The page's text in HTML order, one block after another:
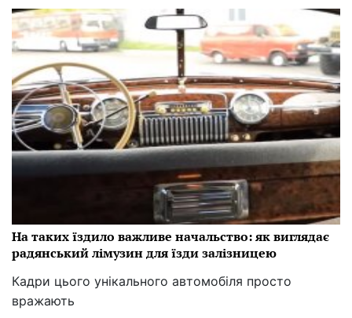
На таких їздило важливе начальство: як виглядає
радянський лімузин для їзди залізницею
Кадри цього унікального автомобіля просто
вражають